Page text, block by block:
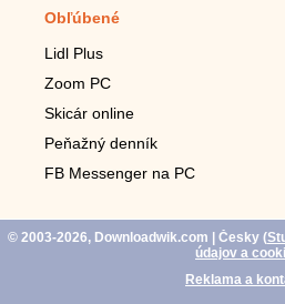
Obľúbené
Lidl Plus
Zoom PC
Skicár online
Peňažný denník
FB Messenger na PC
© 2003-2026, Downloadwik.com | Česky (
údajov a
Reklama a